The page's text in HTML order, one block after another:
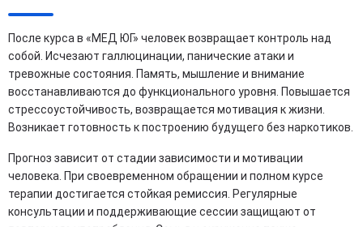
После курса в «МЕД ЮГ» человек возвращает контроль над
собой. Исчезают галлюцинации, панические атаки и
тревожные состояния. Память, мышление и внимание
восстанавливаются до функционального уровня. Повышается
стрессоустойчивость, возвращается мотивация к жизни.
Возникает готовность к построению будущего без наркотиков.
Прогноз зависит от стадии зависимости и мотивации
человека. При своевременном обращении и полном курсе
терапии достигается стойкая ремиссия. Регулярные
консультации и поддерживающие сессии защищают от